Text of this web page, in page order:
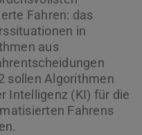
Fahren: das
in
aus
sollen Algorithmen
Intelligenz (KI) für die
Fahrens